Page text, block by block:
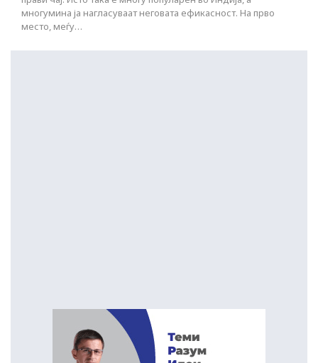
многумина ја нагласуваат неговата ефикасност. На прво
место, меѓу…